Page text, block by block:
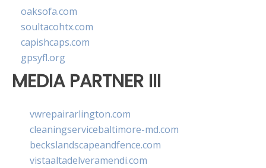
oaksofa.com
soultacohtx.com
capishcaps.com
gpsyfl.org
MEDIA PARTNER III
vwrepairarlington.com
cleaningservicebaltimore-md.com
beckslandscapeandfence.com
vistaaltadelveramendi.com